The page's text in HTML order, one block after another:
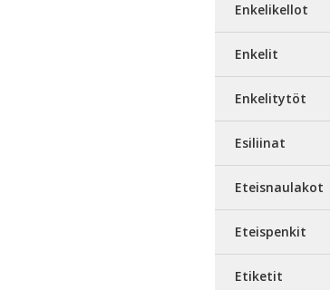
Enkelikellot
Enkelit
Enkelitytöt
Esiliinat
Eteisnaulakot
Eteispenkit
Etiketit